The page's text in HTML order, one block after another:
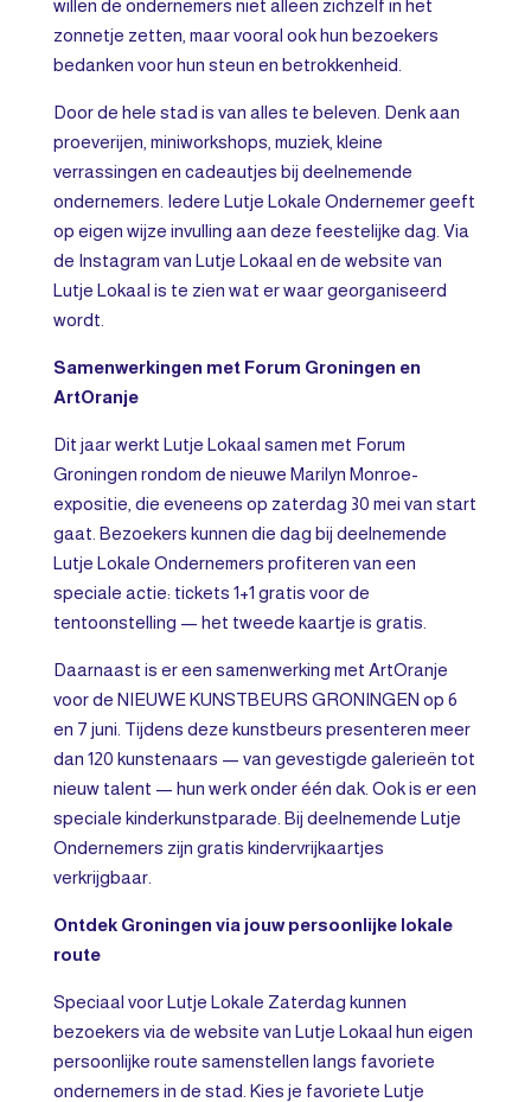
willen de ondernemers niet alleen zichzelf in het
zonnetje zetten, maar vooral ook hun bezoekers
bedanken voor hun steun en betrokkenheid.
Door de hele stad is van alles te beleven. Denk aan
proeverijen, miniworkshops, muziek, kleine
verrassingen en cadeautjes bij deelnemende
ondernemers. Iedere Lutje Lokale Ondernemer geeft
op eigen wijze invulling aan deze feestelijke dag. Via
de Instagram van Lutje Lokaal en de website van
Lutje Lokaal is te zien wat er waar georganiseerd
wordt.
Samenwerkingen met Forum Groningen en
ArtOranje
Dit jaar werkt Lutje Lokaal samen met Forum
Groningen rondom de nieuwe Marilyn Monroe-
expositie, die eveneens op zaterdag 30 mei van start
gaat. Bezoekers kunnen die dag bij deelnemende
Lutje Lokale Ondernemers profiteren van een
speciale actie: tickets 1+1 gratis voor de
tentoonstelling — het tweede kaartje is gratis.
Daarnaast is er een samenwerking met ArtOranje
voor de NIEUWE KUNSTBEURS GRONINGEN op 6
en 7 juni. Tijdens deze kunstbeurs presenteren meer
dan 120 kunstenaars — van gevestigde galerieën tot
nieuw talent — hun werk onder één dak. Ook is er een
speciale kinderkunstparade. Bij deelnemende Lutje
Ondernemers zijn gratis kindervrijkaartjes
verkrijgbaar.
Ontdek Groningen via jouw persoonlijke lokale
route
Speciaal voor Lutje Lokale Zaterdag kunnen
bezoekers via de website van Lutje Lokaal hun eigen
persoonlijke route samenstellen langs favoriete
ondernemers in de stad. Kies je favoriete Lutje